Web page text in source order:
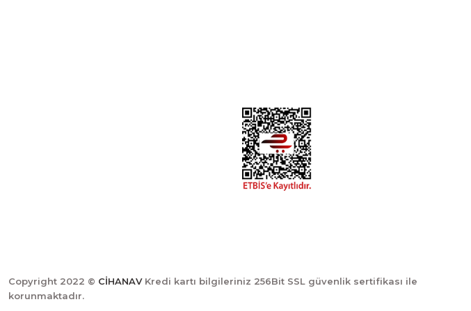
Copyright 2022 © CİHANAVKredi kartı bilgileriniz 256Bit SSL güvenlik sertifikası ile
korunmaktadır.